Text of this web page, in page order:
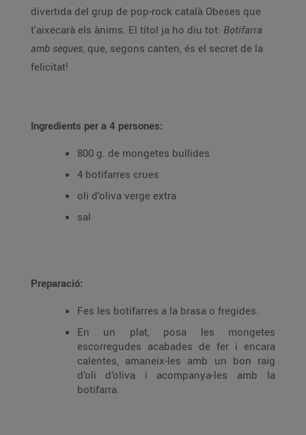
divertida del grup de pop-rock català Obeses que
t'aixecarà els ànims. El títol ja ho diu tot: Botifarra
amb seques, que, segons canten, és el secret de la
felicitat!
Ingredients per a 4 persones:
800 g. de mongetes bullides
4 botifarres crues
oli d’oliva verge extra
sal
Preparació:
Fes les botifarres a la brasa o fregides.
En un plat, posa les mongetes
escorregudes acabades de fer i encara
calentes, amaneix-les amb un bon raig
d’oli d’oliva i acompanya-les amb la
botifarra.